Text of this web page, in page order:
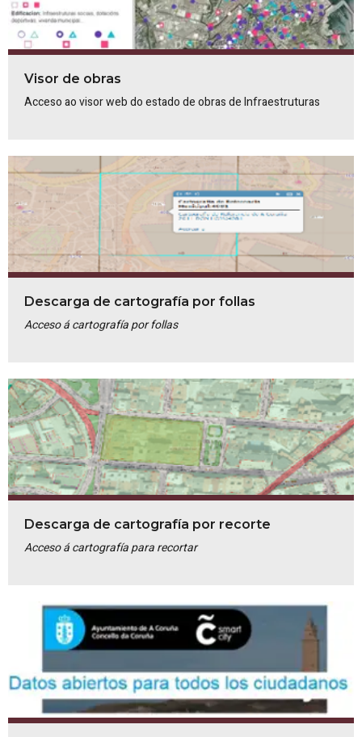
Visor de obras
Acceso ao visor web do estado de obras de Infraestruturas
Descarga de cartografía por follas
Acceso á cartografía por follas
Descarga de cartografía por recorte
Acceso á cartografía para recortar